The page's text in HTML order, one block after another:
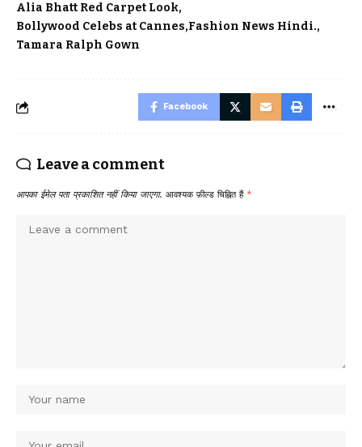
Alia Bhatt Red Carpet Look
Bollywood Celebs at Cannes Fashion News Hindi.
Tamara Ralph Gown
Facebook
Leave a comment
आपका ईमेल पता प्रकाशित नहीं किया जाएगा. आवश्यक फ़ील्ड चिह्नित हैं *